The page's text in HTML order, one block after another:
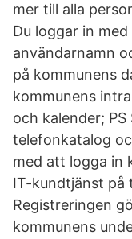
mer till alla
Du loggar in
användarnamn
på kommunens
kommunens
och kalender;
telefonkatalog
med att logga in
IT-kundtjänst på
Registreringen
kommunens